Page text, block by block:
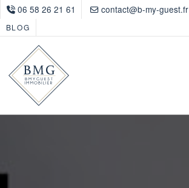
06 58 26 21 61 contact@b-my-guest.fr
BLOG